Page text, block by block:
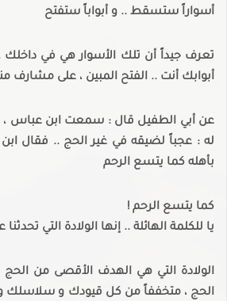
أسواراً ستسقط .. و أبواباً ستفتح
تعرف جيداً أن تلك الأسوار هي في داخلك
أبوابك أنت .. الفتح المبين ، على مشارف
عن أبي الطفيل قال : سمعت ابن عباس ،
له : عجباً لضيقه في غير الحج .. فقال
بأهله كما يتسع الرحم
كما يتسع الرحم !
يا للكلمة الهائلة .. إنها الولادة التي
الولادة التي هي الهدف الأقصى من الحج
الحج ، متخففاً من كل قيودك و سلاسلك